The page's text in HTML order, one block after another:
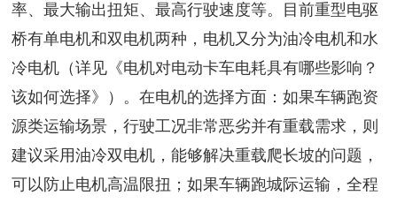
率、最大输出扭矩、最高行驶速度等。目前重型电驱
桥有单电机和双电机两种，电机又分为油冷电机和水
冷电机（详见《电机对电动卡车电耗具有哪些影响？
该如何选择》）。在电机的选择方面：如果车辆跑资
源类运输场景，行驶工况非常恶劣并有重载需求，则
建议采用油冷双电机，能够解决重载爬长坡的问题，
可以防止电机高温限扭；如果车辆跑城际运输，全程